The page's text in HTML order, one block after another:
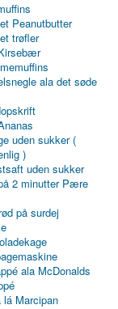
Peanutbutter
trøfler
ala det søde
uden sukker (
)
uden sukker
2 minutter Pære
på surdej
ala McDonalds
Marcipan